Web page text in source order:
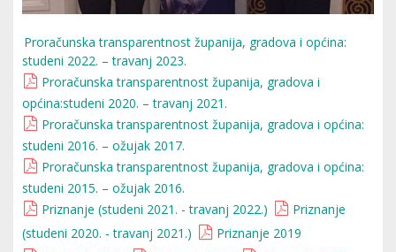
Proračunska transparentnost županija, gradova i općina:
studeni 2022. – travanj 2023.
Proračunska transparentnost županija, gradova i
općina:studeni 2020. – travanj 2021.
Proračunska transparentnost županija, gradova i općina:
studeni 2016. – ožujak 2017.
Proračunska transparentnost županija, gradova i općina:
studeni 2015. – ožujak 2016.
Priznanje (studeni 2021. - travanj 2022.)
Priznanje
(studeni 2020. - travanj 2021.)
Priznanje 2019